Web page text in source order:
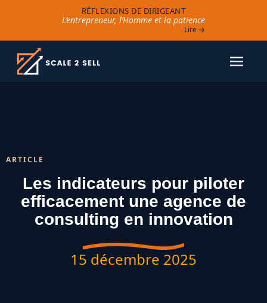
RÉFLEXIONS DE DIRIGEANT
L’entrepreneur, l’Homme et la patience
Lire →
ARTICLE
Les indicateurs pour piloter
efficacement une agence de
consulting en innovation
15 décembre 2025